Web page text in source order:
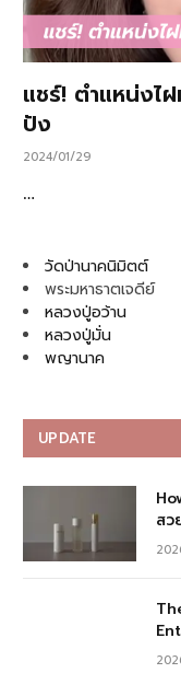
แชร์! ตำแหน่งไ
ปัง
2024/01/29
…
วัดป่านาคนิมิตต์
พระมหาธาตเจดีย์
หลวงปู่อว้าน
หลวงปู่มั่น
พญานาค
UPDATE
สว